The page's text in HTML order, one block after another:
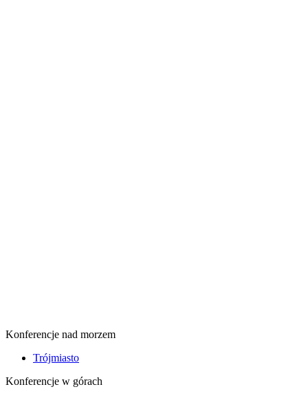
Konferencje nad morzem
Trójmiasto
Konferencje w górach